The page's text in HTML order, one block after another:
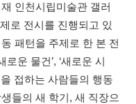
인천시립미술관 갤러
로 전시를 진행되고 있
패턴을 주제로 한 본 전
로운 물건’, ‘새로운 시
접하는 사람들의 행동
들의 새 학기, 새 직장으